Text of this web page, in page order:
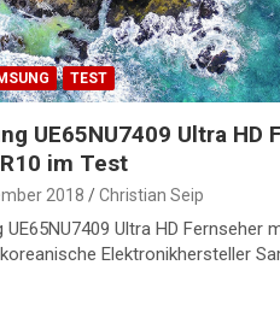
TEST
UE65NU7409 Ultra HD
im Test
2018 Christian Seip
UE65NU7409 Ultra HD Fernseher
Elektronikhersteller